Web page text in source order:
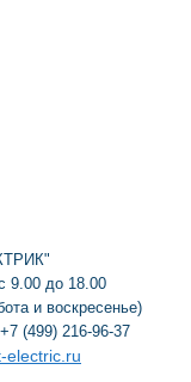
9.00 до 18.00
и воскресенье)
(499) 216-96-37
electric.ru